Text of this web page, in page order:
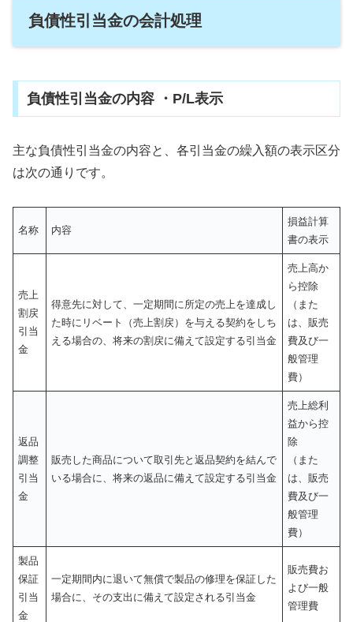
負債性引当金の会計処理
負債性引当金の内容 ・P/L表示
主な負債性引当金の内容と、各引当金の繰入額の表示区分
は次の通りです。
名称 内容
損益計算
書の表示
売上
割戻
引当
金
得意先に対して、一定期間に所定の売上を達成し
た時にリベート（売上割戻）を与える契約をしち
える場合の、将来の割戻に備えて設定する引当金
売上高か
ら控除
（また
は、販売
費及び一
般管理
費）
返品
調整
引当
金
販売した商品について取引先と返品契約を結んで
いる場合に、将来の返品に備えて設定する引当金
売上総利
益から控
除
（また
は、販売
費及び一
般管理
費）
製品
保証
引当
金
一定期間内に退いて無償で製品の修理を保証した
場合に、その支出に備えて設定される引当金
販売費お
よび一般
管理費